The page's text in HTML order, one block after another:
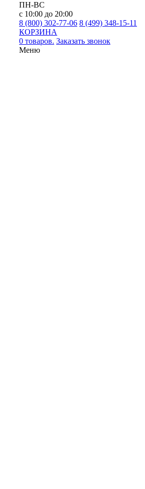
ПН-ВС
с 10:00 до 20:00
8 (800) 302-77-06 8 (499) 348-15-11
КОРЗИНА
0 товаров. Заказать звонок
Меню